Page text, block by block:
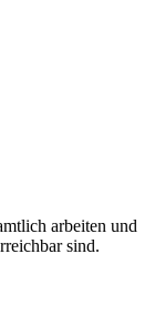
arbeiten und
sind.